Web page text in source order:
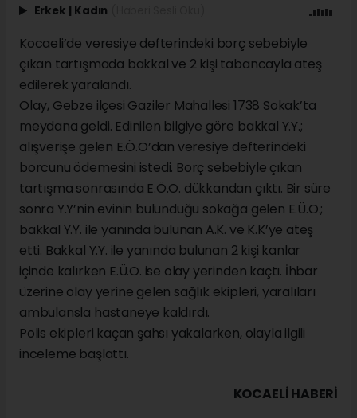
Erkek | Kadın
Kocaeli’de veresiye defterindeki borç sebebiyle
çıkan tartışmada bakkal ve 2 kişi tabancayla ateş
edilerek yaralandı.
Olay, Gebze ilçesi Gaziler Mahallesi 1738 Sokak’ta
meydana geldi. Edinilen bilgiye göre bakkal Y.Y.;
alışverişe gelen E.Ö.O’dan veresiye defterindeki
borcunu ödemesini istedi. Borç sebebiyle çıkan
tartışma sonrasında E.Ö.O. dükkandan çıktı. Bir süre
sonra Y.Y’nin evinin bulunduğu sokağa gelen E.Ü.O.;
bakkal Y.Y. ile yanında bulunan A.K. ve K.K’ye ateş
etti. Bakkal Y.Y. ile yanında bulunan 2 kişi kanlar
içinde kalırken E.Ü.O. ise olay yerinden kaçtı. İhbar
üzerine olay yerine gelen sağlık ekipleri, yaralıları
ambulansla hastaneye kaldırdı.
Polis ekipleri kaçan şahsı yakalarken, olayla ilgili
inceleme başlattı.
KOCAELI HABERİ